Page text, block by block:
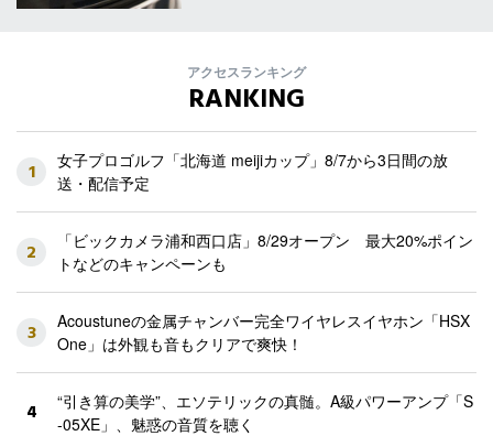
アクセスランキング
RANKING
1
女子プロゴルフ「北海道 meijiカップ」8/7から3日間の放
送・配信予定
2
「ビックカメラ浦和西口店」8/29オープン 最大20%ポイン
トなどのキャンペーンも
3
Acoustuneの金属チャンバー完全ワイヤレスイヤホン「HSX
One」は外観も音もクリアで爽快！
4
“引き算の美学”、エソテリックの真髄。A級パワーアンプ「S
-05XE」、魅惑の音質を聴く